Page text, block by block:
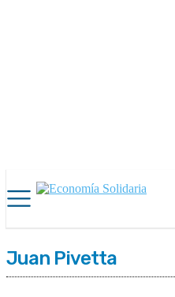
Juan Pivetta